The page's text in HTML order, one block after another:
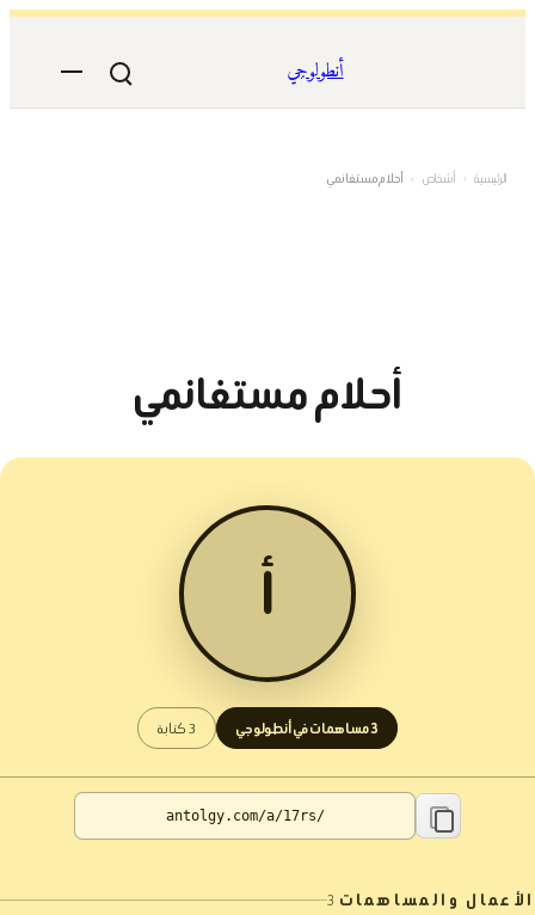
المحتوى
أنطولوجي
الرئيسية › أشخاص › أحلام مستغانمي
أحلام مستغانمي
أ
3 مساهمات في أنطولوجي 3 كتابة
الأعمال والمساهمات 3